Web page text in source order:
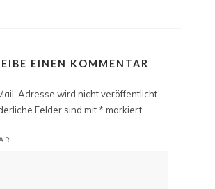
EINEN KOMMENTAR
Adresse wird nicht veröffentlicht.
Felder sind mit * markiert